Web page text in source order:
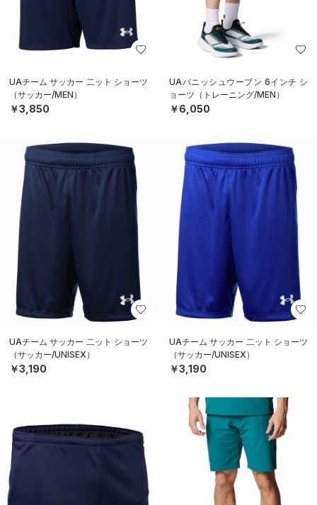
UAチーム サッカー 二ット ショーツ
（サッカー/MEN）
￥3,850
UAバニッシュウーブン 6インチ シ
ョーツ（トレーニング/MEN）
￥6,050
UAチーム サッカー 二ット ショーツ
（サッカー/UNISEX）
￥3,190
UAチーム サッカー 二ット ショーツ
（サッカー/UNISEX）
￥3,190